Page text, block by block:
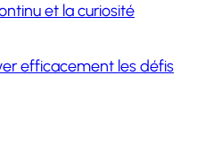
et la curiosité
efficacement les défis